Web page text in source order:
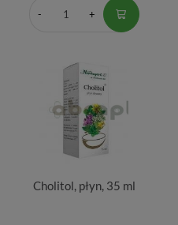
Cholitol, płyn, 35 ml